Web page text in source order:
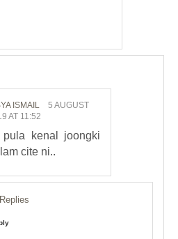
ISMAIL
5 AUGUST
AT 11:52
kenal joongki
cite ni..
Replies